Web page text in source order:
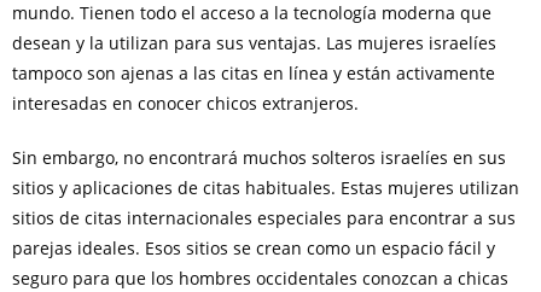
mundo. Tienen todo el acceso a la tecnología moderna que
desean y la utilizan para sus ventajas. Las mujeres israelíes
tampoco son ajenas a las citas en línea y están activamente
interesadas en conocer chicos extranjeros.
Sin embargo, no encontrará muchos solteros israelíes en sus
sitios y aplicaciones de citas habituales. Estas mujeres utilizan
sitios de citas internacionales especiales para encontrar a sus
parejas ideales. Esos sitios se crean como un espacio fácil y
seguro para que los hombres occidentales conozcan a chicas